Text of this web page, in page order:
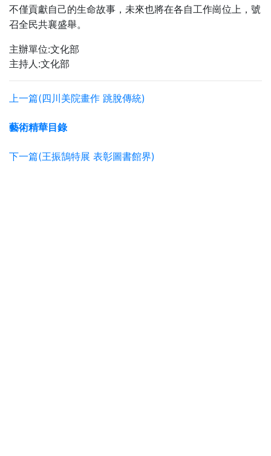
不僅貢獻自己的生命故事，未來也將在各自工作崗位上，號
召全民共襄盛舉。
主辦單位:文化部
主持人:文化部
上一篇(四川美院畫作 跳脫傳統)
藝術精華目錄
下一篇(王振鵠特展 表彰圖書館界)